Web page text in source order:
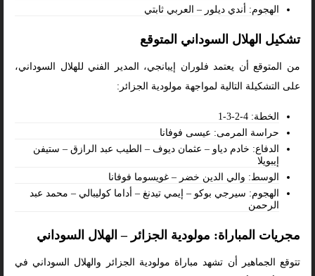
الهجوم: أندي ديلور – العربي ثابتي
تشكيل الهلال السوداني المتوقع
من المتوقع أن يعتمد فلوران إيبانجي، المدير الفني للهلال السوداني،
على التشكيلة التالية لمواجهة مولودية الجزائر:
الخطة: 4-2-3-1
حراسة المرمى: عيسى فوفانا
الدفاع: خادم دياو – عثمان ديوف – الطيب عبد الرازق – ستيفن
إيبويلا
الوسط: والي الدين خضر – غويسوما فوفانا
الهجوم: سيرجي بوكو – إيمي تيدنغ – أداما كوليبالي – محمد عبد
الرحمن
مجريات المباراة: مولودية الجزائر – الهلال السوداني
تتوقع الجماهير أن تشهد مباراة مولودية الجزائر والهلال السوداني في